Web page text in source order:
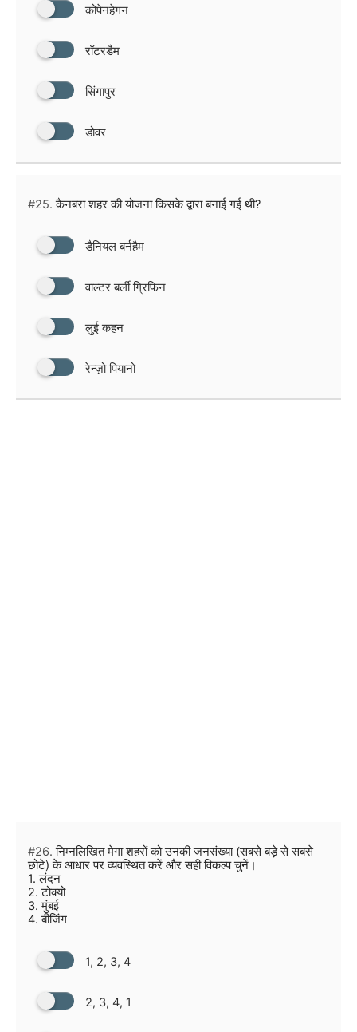
कोपेनहेगन
रॉटरडैम
सिंगापुर
डोवर
#25. कैनबरा शहर की योजना किसके द्वारा बनाई गई थी?
डैनियल बर्नहैम
वाल्टर बर्ली ग्रिफिन
लुई कहन
रेन्ज़ो पियानो
#26. निम्नलिखित मेगा शहरों को उनकी जनसंख्या (सबसे बड़े से सबसे
छोटे) के आधार पर व्यवस्थित करें और सही विकल्प चुनें।
1. लंदन
2. टोक्यो
3. मुंबई
4. बीजिंग
1, 2, 3, 4
2, 3, 4, 1